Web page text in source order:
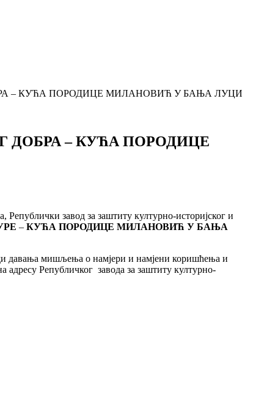
– КУЋА ПОРОДИЦЕ МИЛАНОВИЋ У БАЊА ЛУЦИ
ДОБРА – КУЋА ПОРОДИЦЕ
завод за заштиту културно-историјског и
– КУЋА ПОРОДИЦЕ МИЛАНОВИЋ У БАЊА
давања мишљења о намјери и намјени коришћења и
адресу Републичког завода за заштиту културно-